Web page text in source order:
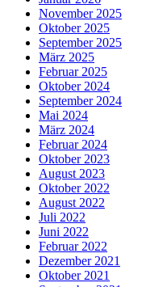
November 2025
Oktober 2025
September 2025
März 2025
Februar 2025
Oktober 2024
September 2024
Mai 2024
März 2024
Februar 2024
Oktober 2023
August 2023
Oktober 2022
August 2022
Juli 2022
Juni 2022
Februar 2022
Dezember 2021
Oktober 2021